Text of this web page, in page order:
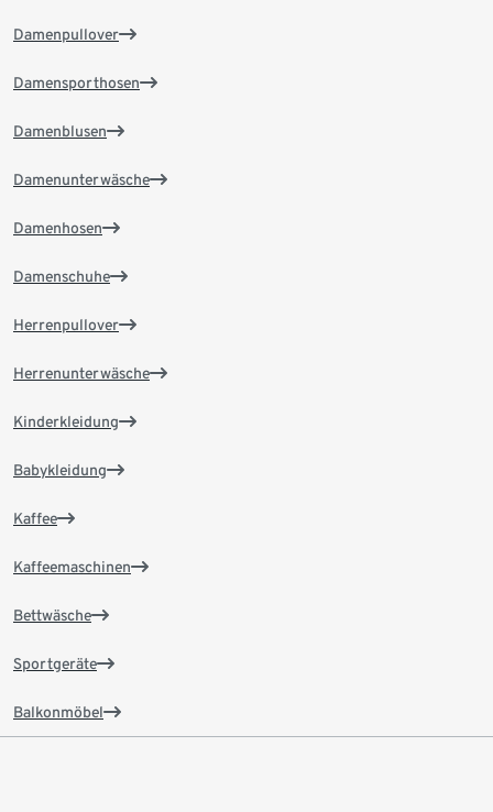
Damenpullover
Damensporthosen
Damenblusen
Damenunterwäsche
Damenhosen
Damenschuhe
Herrenpullover
Herrenunterwäsche
Kinderkleidung
Babykleidung
Kaffee
Kaffeemaschinen
Bettwäsche
Sportgeräte
Balkonmöbel